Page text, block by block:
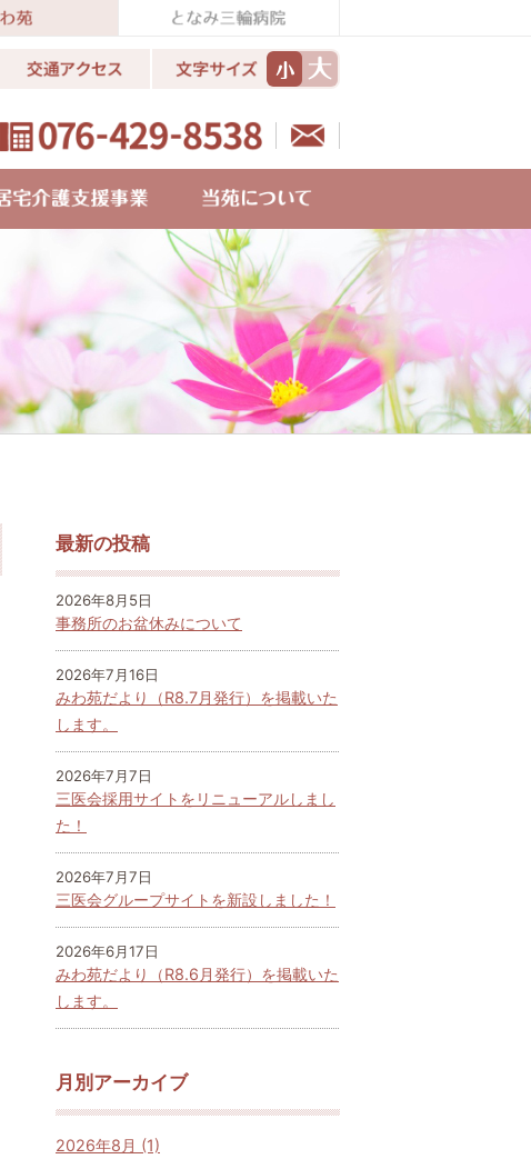
最新の投稿
2026年8月5日
事務所のお盆休みについて
2026年7月16日
みわ苑だより（R8.7月発行）を掲載いた
します。
2026年7月7日
三医会採用サイトをリニューアルしまし
た！
2026年7月7日
三医会グループサイトを新設しました！
2026年6月17日
みわ苑だより（R8.6月発行）を掲載いた
します。
月別アーカイブ
2026年8月 (1)